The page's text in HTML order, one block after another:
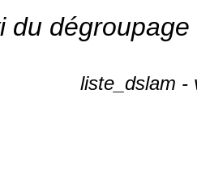
du
liste_dslam -